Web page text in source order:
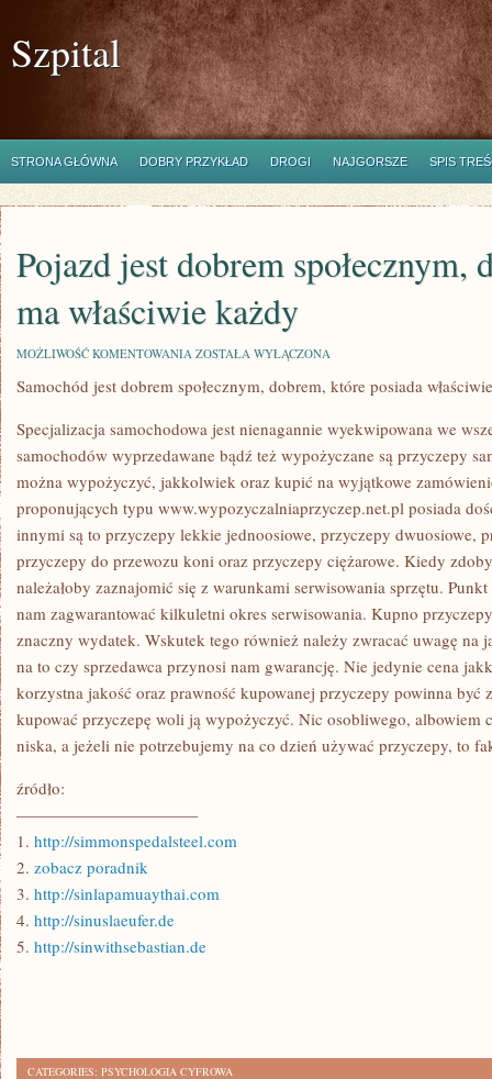
Szpital
STRONA GŁÓWNA DOBRY PRZYKŁAD DROGI NAJGORSZE SPIS
Pojazd jest dobrem społecznym,
ma właściwie każdy
MOŻLIWOŚĆ KOMENTOWANIA POJAZD
DOBREM
SPOŁECZNYM,
KTÓRE
MA
WŁAŚCIWIE
KAŻDY
ZOSTAŁA WYŁĄCZONA
Samochód jest dobrem społecznym, dobrem, które posiada
Specjalizacja samochodowa jest nienagannie wyekwipowana we
samochodów wyprzedawane bądź też wypożyczane są przyczepy
można wypożyczyć, jakkolwiek oraz kupić na wyjątkowe
proponujących typu www.wypozyczalniaprzyczep.net.pl posiada
innymi są to przyczepy lekkie jednoosiowe, przyczepy dwuosiowe,
przyczepy do przewozu koni oraz przyczepy ciężarowe. Kiedy
należałoby zaznajomić się z warunkami serwisowania sprzętu.
nam zagwarantować kilkuletni okres serwisowania. Kupno
znaczny wydatek. Wskutek tego również należy zwracać uwagę na
na to czy sprzedawca przynosi nam gwarancję. Nie jedynie cena
korzystna jakość oraz prawność kupowanej przyczepy powinna być
kupować przyczepę woli ją wypożyczyć. Nic osobliwego, albowiem
niska, a jeżeli nie potrzebujemy na co dzień używać przyczepy, to
źródło:
———————————
1. http://simmonspedalsteel.com
2. zobacz poradnik
3. http://sinlapamuaythai.com
4. http://sinuslaeufer.de
5. http://sinwithsebastian.de
CATEGORIES: PSYCHOLOGIA CYFROWA